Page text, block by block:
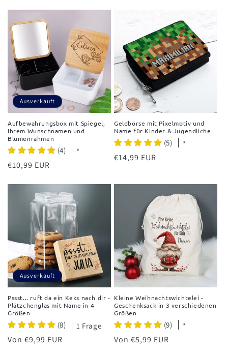
Ausverkauft
Aufbewahrungsbox mit Spiegel,
Ihrem Wunschnamen und
Blumenrahmen
(4) *
Normaler
€10,99 EUR
Geldbörse mit Pixelmotiv und
Name für Kinder & Jugendliche
(5) *
Normaler
€14,99 EUR
Ausverkauft
Pssst... ruft da ein Keks nach dir -
Plätzchenglas mit Name in 4
Größen
(8) 1 Frage
Normaler
Von €9,99 EUR
Kleine Weihnachtswichtelei -
Geschenksack in 3 verschiedenen
Größen
(9) *
Normaler
Von €5,99 EUR